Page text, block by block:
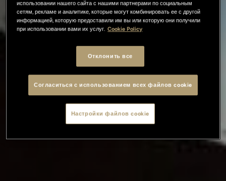
использовании нашего сайта с нашими партнерами по социальным
сетям, рекламе и аналитике, которые могут комбинировать ее с другой
информацией, которую предоставили им вы или которую они получили
при использовании вами их услуг. Cookie Policy
Отклонить все
Согласиться с использованием всех файлов cookie
Настройки файлов cookie